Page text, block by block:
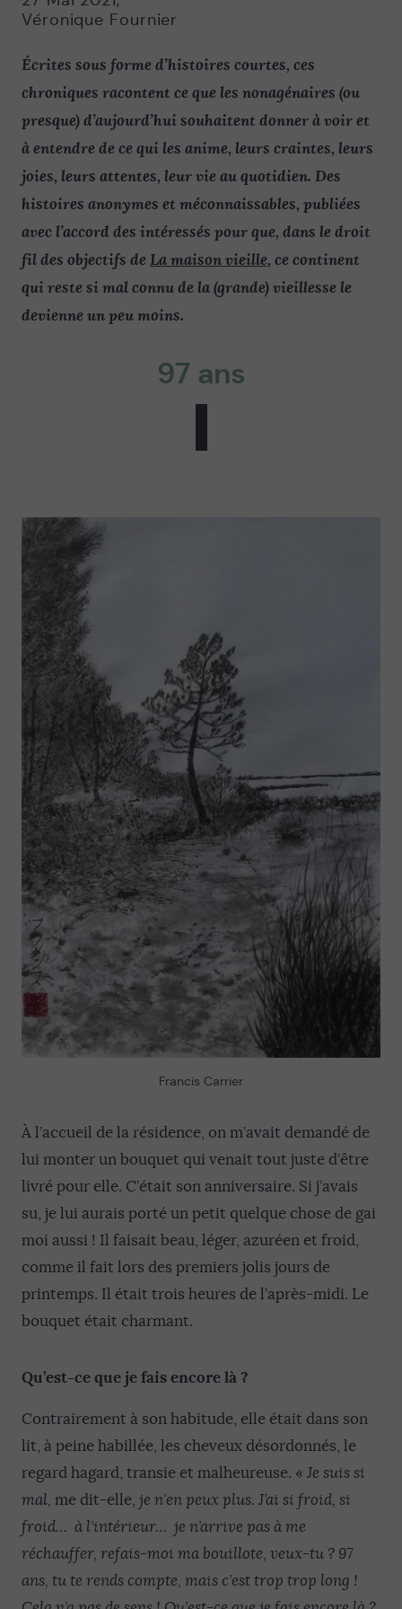
Véronique Fournier
Écrites sous forme d’histoires courtes, ces
chroniques racontent ce que les nonagénaires (ou
presque) d’aujourd’hui souhaitent donner à voir et
à entendre de ce qui les anime, leurs craintes, leurs
joies, leurs attentes, leur vie au quotidien. Des
histoires anonymes et méconnaissables, publiées
avec l’accord des intéressés pour que, dans le droit
fil des objectifs de La maison vieille, ce continent
qui reste si mal connu de la (grande) vieillesse le
devienne un peu moins.
97 ans
Francis Carrier
À l’accueil de la résidence, on m’avait demandé de
lui monter un bouquet qui venait tout juste d’être
livré pour elle. C’était son anniversaire. Si j’avais
su, je lui aurais porté un petit quelque chose de gai
moi aussi ! Il faisait beau, léger, azuréen et froid,
comme il fait lors des premiers jolis jours de
printemps. Il était trois heures de l’après-midi. Le
bouquet était charmant.
Qu’est-ce que je fais encore là ?
Contrairement à son habitude, elle était dans son
lit, à peine habillée, les cheveux désordonnés, le
regard hagard, transie et malheureuse. « Je suis si
mal, me dit-elle, je n’en peux plus. J’ai si froid, si
froid… à l’intérieur… je n’arrive pas à me
réchauffer, refais-moi ma bouillote, veux-tu ? 97
ans, tu te rends compte, mais c’est trop trop long !